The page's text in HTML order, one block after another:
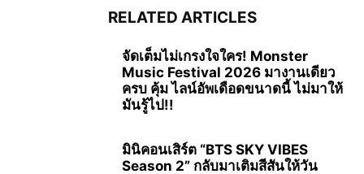
RELATED ARTICLES
จัดเต็มไม่เกรงใจใคร! Monster
Music Festival 2026 มางานเดียว
ครบ คุ้ม ไลน์อัพเดือดขนาดนี้ ไม่มาให้
มันรู้ไป!!
มินิคอนเสิร์ต “BTS SKY VIBES
Season 2” กลับมาเติมสีสันให้วัน